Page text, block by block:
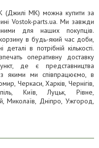
МК) можна купити за
Vostok-parts.ua. Ми завжди
для наших покупців.
в будь-який час доби,
в потрібній кількості.
оперативну доставку
де є представництва
з якими ми співпрацюємо, в
Черкаси, Харків, Чернігів,
Київ, Луцьк, Рівне,
Миколаїв, Дніпро, Ужгород,